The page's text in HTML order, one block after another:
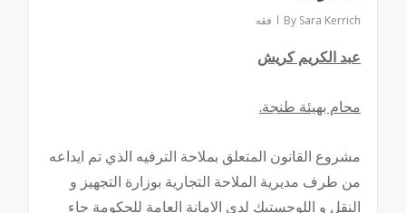
By Sara Kerrich فقه
عبد الكريم كريش
محام بهيئة طنجة.
مشروع القانون المتعلق بملاحة الترفيه الذي تم ايداعه
من طرف مديرية الملاحة التجارية بوزارة التجهيز و
النقل و اللوجستيك لدى الامانة العامة للحكومة جاء